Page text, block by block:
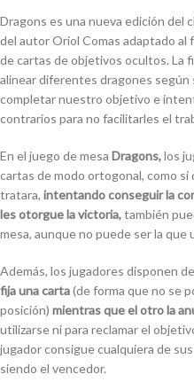
Dragons es una nueva edición del
del autor Oriol Comas adaptado al
de cartas de objetivos ocultos. La
alinear diferentes dragones según
completar nuestro objetivo e
contrarios para no facilitarles el
En el juego de mesa Dragons,los
cartas de modo ortogonal, como
tratara, intentando conseguir la
les otorgue la victoria,también
mesa, aunque no puede ser la que
Además, los jugadores disponen
fija una carta(de forma que no se
posición) mientras que el otro la
utilizarse ni para reclamar el
jugador consigue cualquiera de
siendo el vencedor.